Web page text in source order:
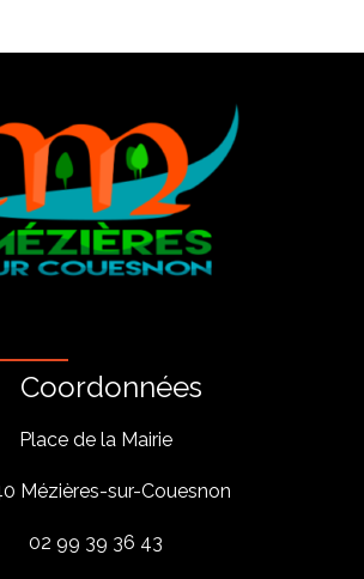
Coordonnées
Place de la Mairie
Mézières-sur-Couesnon
02 99 39 36 43